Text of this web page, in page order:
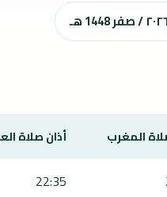
المغرب أذان صلاة
22:35